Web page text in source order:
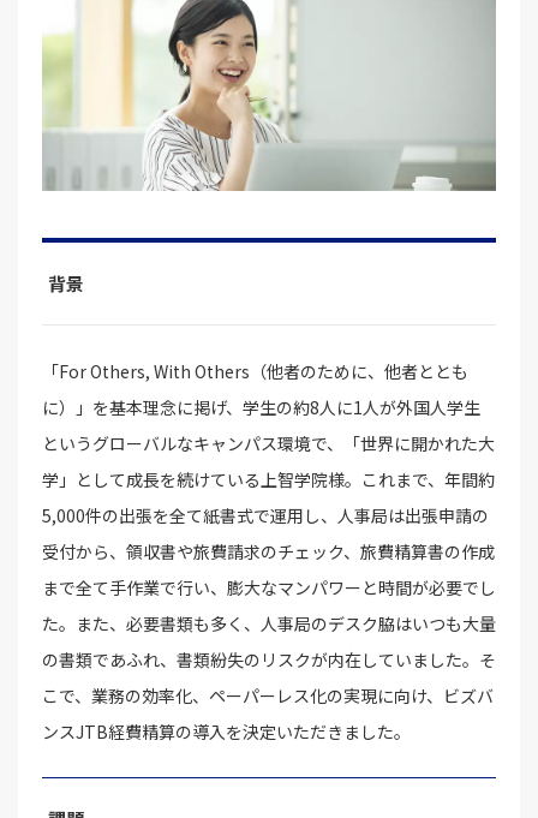
背景
「For Others, With Others（他者のために、他者ととも
に）」を基本理念に掲げ、学生の約8人に1人が外国人学生
というグローバルなキャンパス環境で、「世界に開かれた大
学」として成長を続けている上智学院様。これまで、年間約
5,000件の出張を全て紙書式で運用し、人事局は出張申請の
受付から、領収書や旅費請求のチェック、旅費精算書の作成
まで全て手作業で行い、膨大なマンパワーと時間が必要でし
た。また、必要書類も多く、人事局のデスク脇はいつも大量
の書類であふれ、書類紛失のリスクが内在していました。そ
こで、業務の効率化、ペーパーレス化の実現に向け、ビズバ
ンスJTB経費精算の導入を決定いただきました。